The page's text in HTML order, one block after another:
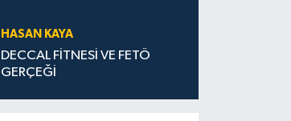
HASAN KAYA
DECCAL FİTNESİ VE FETÖ
GERÇEĞİ